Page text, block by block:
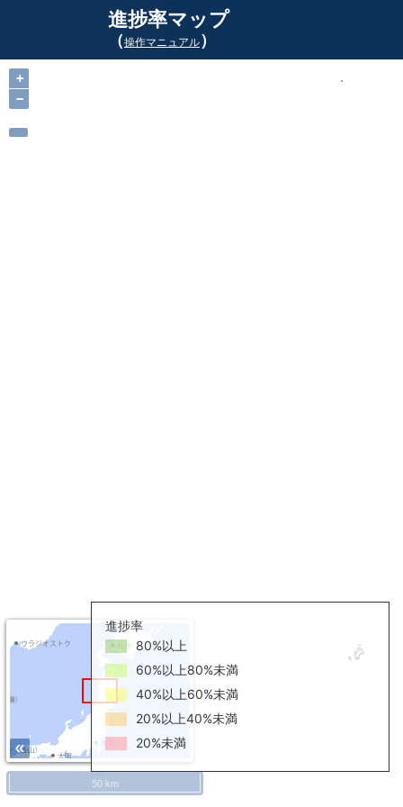
進捗率マップ
（操作マニュアル）
+
−
50 km
進捗率
80%以上
60%以上80%未満
40%以上60%未満
20%以上40%未満
20%未満